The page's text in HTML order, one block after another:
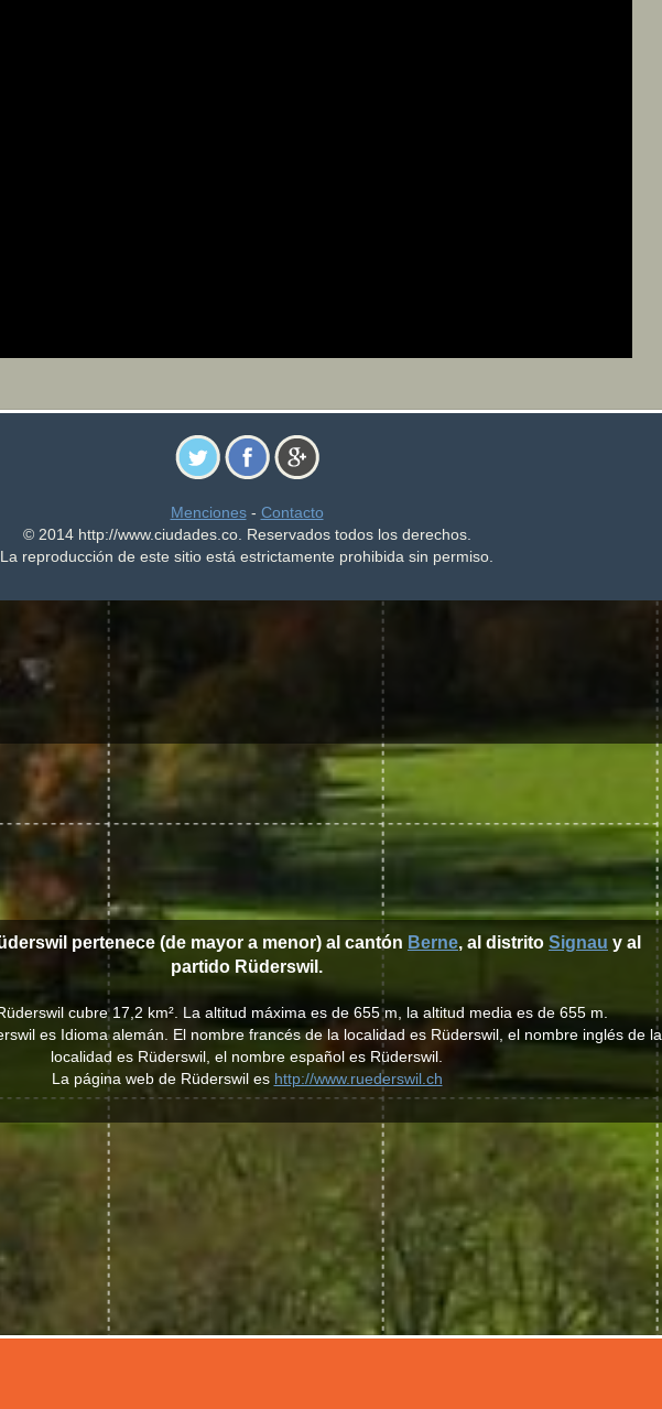
Menciones- Contacto
© 2014 http://www.ciudades.co. Reservados todos los derechos.
La reproducción de este sitio está estrictamente prohibida sin permiso.
pertenece (de mayor a menor) al cantón Berne, al distrito Signau y al
partido Rüderswil.
cubre 17,2 km². La altitud máxima es de 655 m, la altitud media es de 655 m.
es Idioma alemán. El nombre francés de la localidad es Rüderswil, el nombre inglés de la
localidad es Rüderswil, el nombre español es Rüderswil.
La página web de Rüderswil es http://www.ruederswil.ch